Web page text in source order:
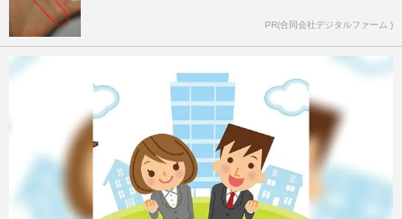
PR(合同会社デジタルファーム )